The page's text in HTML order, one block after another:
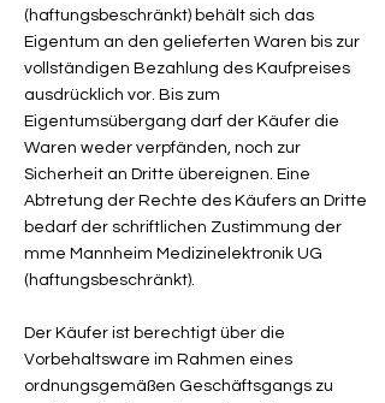
(haftungsbeschränkt) behält sich das
Eigentum an den gelieferten Waren bis zur
vollständigen Bezahlung des Kaufpreises
ausdrücklich vor. Bis zum
Eigentumsübergang darf der Käufer die
Waren weder verpfänden, noch zur
Sicherheit an Dritte übereignen. Eine
Abtretung der Rechte des Käufers an Dritte
bedarf der schriftlichen Zustimmung der
mme Mannheim Medizinelektronik UG
(haftungsbeschränkt).
Der Käufer ist berechtigt über die
Vorbehaltsware im Rahmen eines
ordnungsgemäßen Geschäftsgangs zu